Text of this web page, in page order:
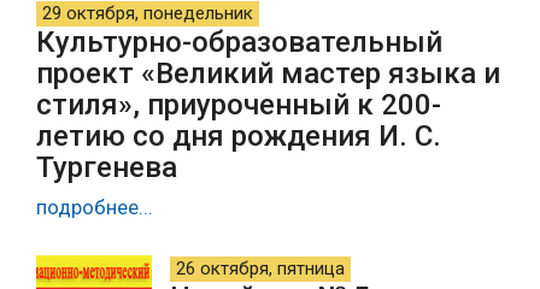
29 октября, понедельник
Культурно-образовательный
проект «Великий мастер языка и
стиля», приуроченный к 200-
летию со дня рождения И. С.
Тургенева
подробнее...
26 октября, пятница